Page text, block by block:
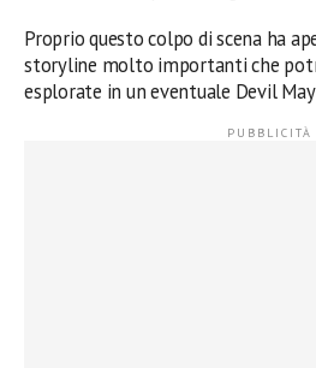
Proprio questo colpo di scena ha
storyline molto importanti che
esplorate in un eventuale Devil May